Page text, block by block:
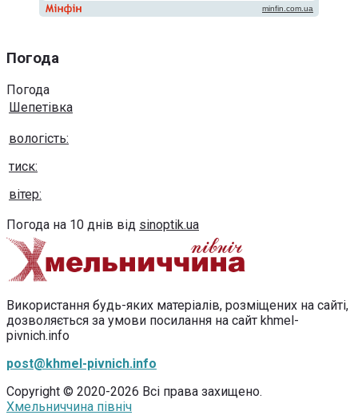
Погода
Погода
Шепетівка
вологість:
тиск:
вітер:
Погода на 10 днів від sinoptik.ua
Використання будь-яких матеріалів, розміщених на сайті,
дозволяється за умови посилання на сайт khmel-
pivnich.info
post@khmel-pivnich.info
Copyright © 2020-2026 Всі права захищено.
Хмельниччина північ